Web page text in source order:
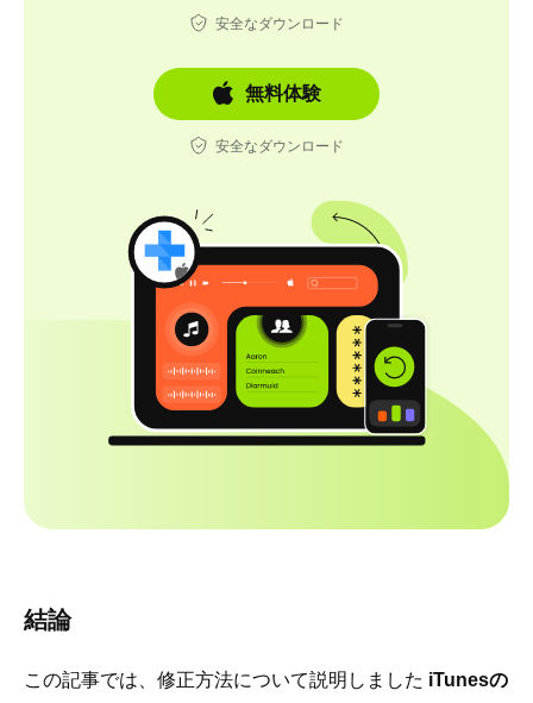
安全なダウンロード
無料体験
安全なダウンロード
結論
この記事では、修正方法について説明しました iTunesの